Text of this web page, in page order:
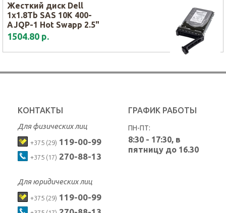
Жесткий диск Dell
1x1.8Tb SAS 10K 400-
AJQP-1 Hot Swapp 2.5"
1504.80 р.
КОНТАКТЫ
Для физических лиц
+375 (29) 119-00-99
+375 (17) 270-88-13
Для юридических лиц
+375 (29) 119-00-99
ГРАФИК РАБОТЫ
ПН-ПТ:
8:30 - 17:30, в
пятницу до 16.30